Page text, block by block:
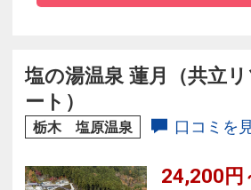
塩の湯温泉 蓮月（共立
ート）
栃木 塩原温泉 口コミを
24,200円